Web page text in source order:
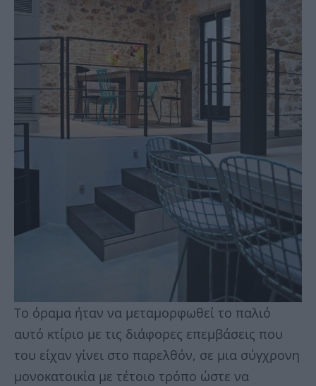
Το όραμα ήταν να μεταμορφωθεί το παλιό
αυτό κτίριο με τις διάφορες επεμβάσεις που
του είχαν γίνει στο παρελθόν, σε μια σύγχρονη
μονοκατοικία με τέτοιο τρόπο ώστε να